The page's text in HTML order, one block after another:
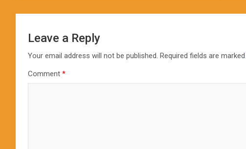
Leave a Reply
Your email address will not be published. Required fields are marked
Comment *